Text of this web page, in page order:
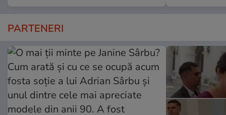
PARTENERI